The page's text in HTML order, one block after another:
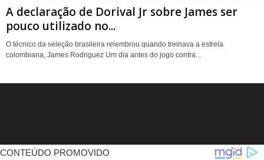
A declaração de Dorival Jr sobre James ser
pouco utilizado no...
O técnico da seleção brasileira relembrou quando treinava a estrela
colombiana, James Rodriguez Um dia antes do jogo contra...